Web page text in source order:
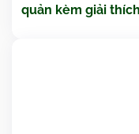
quản kèm giải